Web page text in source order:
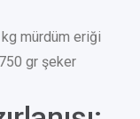
mürdüm eriği
gr şeker